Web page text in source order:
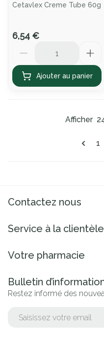
Cetavlex Creme Tube 60g
6,54 €
Ajouter au panier
1
Afficher
Contactez nous
Service à la clientèle
Votre pharmacie
Bulletin
Restez informé des